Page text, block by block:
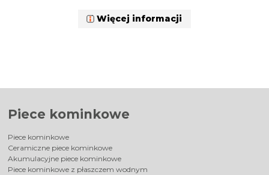
Więcej informacji
Piece kominkowe
Piece kominkowe
Ceramiczne piece kominkowe
Akumulacyjne piece kominkowe
Piece kominkowe z płaszczem wodnym